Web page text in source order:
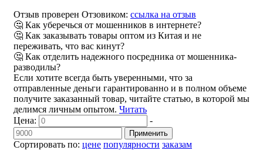
Отзыв проверен Отзовиком: ссылка на отзыв
🤔 Как уберечься от мошенников в интернете?
🤔 Как заказывать товары оптом из Китая и не
переживать, что вас кинут?
🤔 Как отделить надежного посредника от мошенника-
разводилы?
Если хотите всегда быть уверенными, что за
отправленные деньги гарантированно и в полном объеме
получите заказанный товар, читайте статью, в которой мы
делимся личным опытом. Читать
Сортировать по: цене популярности заказам
Цена: -
Применить